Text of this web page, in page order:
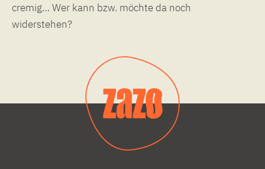
cremig… Wer kann bzw. möchte da noch
widerstehen?